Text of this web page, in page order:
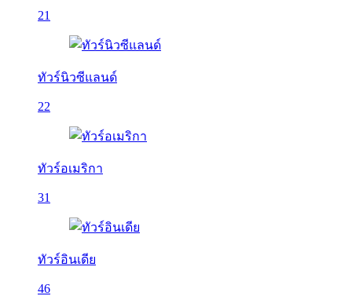
21
ทัวร์นิวซีแลนด์
22
ทัวร์อเมริกา
31
ทัวร์อินเดีย
46